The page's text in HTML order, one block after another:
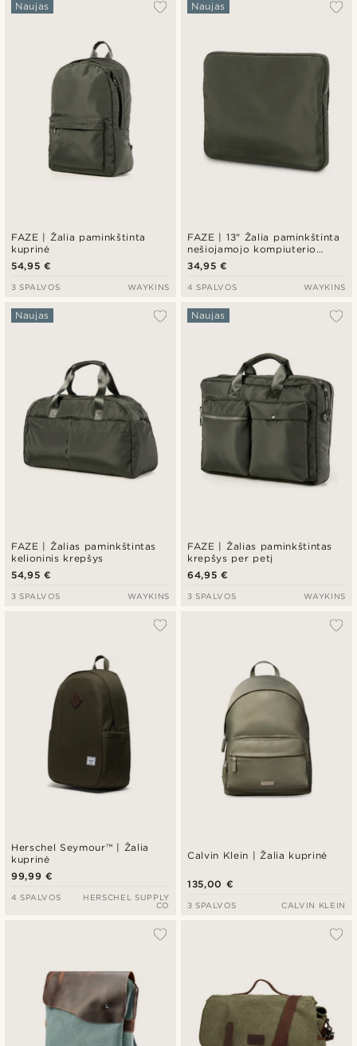
FAZE | Žalia paminkštinta
kuprinė
Naujas
54,95 €
3 SPALVOS WAYKINS
FAZE | 13" Žalia paminkštinta
nešiojamojo kompiuterio
rankovė
Naujas
34,95 €
4 SPALVOS WAYKINS
FAZE | Žalias paminkštintas
kelioninis krepšys
Naujas
54,95 €
3 SPALVOS WAYKINS
FAZE | Žalias paminkštintas
krepšys per petį
Naujas
64,95 €
3 SPALVOS WAYKINS
Herschel Seymour™ | Žalia
kuprinė
99,99 €
4 SPALVOS
HERSCHEL SUPPLY
CO
Calvin Klein | Žalia kuprinė
135,00 €
3 SPALVOS CALVIN KLEIN